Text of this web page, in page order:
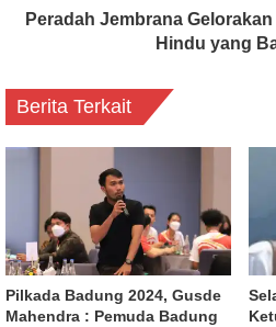
Peradah Jembrana
Hindu yang
Berita Terkait
Pilkada Badung 2024, Gusde
Mahendra : Pemuda Badung